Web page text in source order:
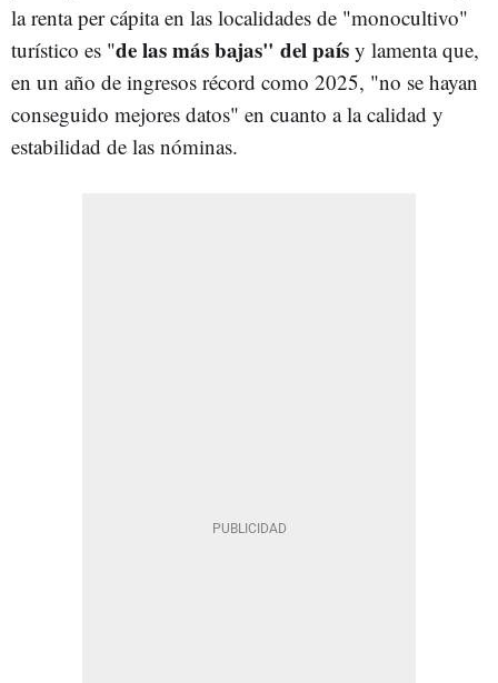
la renta per cápita en las localidades de "monocultivo"
turístico es "de las más bajas" del país y lamenta que,
en un año de ingresos récord como 2025, "no se hayan
conseguido mejores datos" en cuanto a la calidad y
estabilidad de las nóminas.